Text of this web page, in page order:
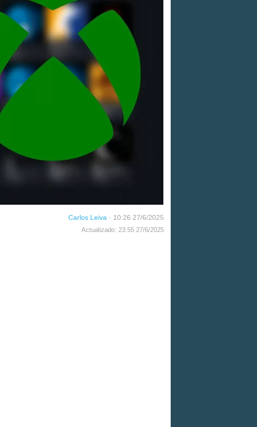
Carlos Leiva · 10:26 27/6/2025
Actualizado: 23:55 27/6/2025